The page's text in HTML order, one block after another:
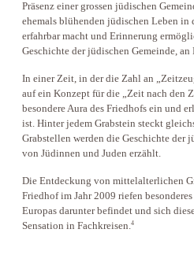
Präsenz einer grossen jüdischen
ehemals blühenden jüdischen Leben in
erfahrbar macht und Erinnerung
Geschichte der jüdischen Gemeinde,
In einer Zeit, in der die Zahl an
auf ein Konzept für die „Zeit nach den
besondere Aura des Friedhofs ein und
ist. Hinter jedem Grabstein steckt
Grabstellen werden die Geschichte der
von Jüdinnen und Juden erzählt.
Die Entdeckung von mittelalterlichen
Friedhof im Jahr 2009 riefen
Europas darunter befindet und sich
Sensation in Fachkreisen.4